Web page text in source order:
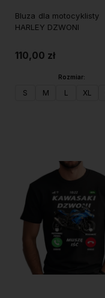
Bluza dla motocyklisty
HARLEY DZWONI
110,00 zł
Rozmiar:
S M L XL